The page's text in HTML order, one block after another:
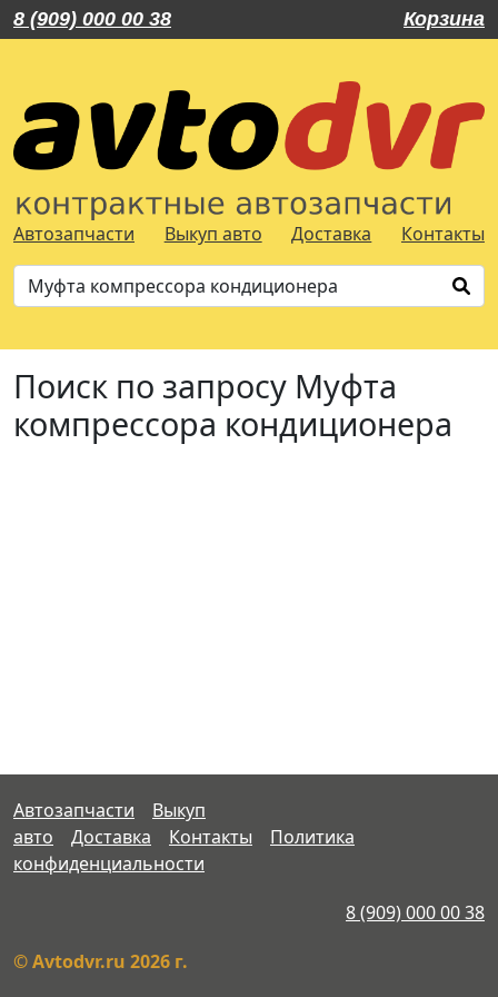
8 (909) 000 00 38 Корзина
Автозапчасти Выкуп авто Доставка Контакты
Поиск по запросу Муфта
компрессора кондиционера
Автозапчасти
Выкуп
авто
Доставка Контакты
Политика
конфиденциальности
8 (909) 000 00 38
© Avtodvr.ru 2026 г.